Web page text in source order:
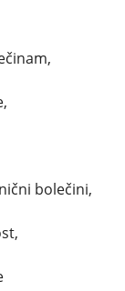
bolečini,